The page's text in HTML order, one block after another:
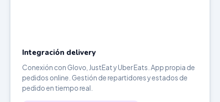
Integración delivery
Conexión con Glovo, JustEat y Uber Eats. App propia de
pedidos online. Gestión de repartidores y estados de
pedido en tiempo real.